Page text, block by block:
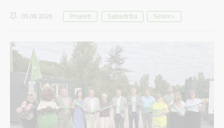
05.08.2026. Projekti Sabiedrība Senior+